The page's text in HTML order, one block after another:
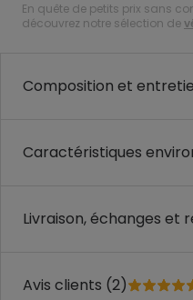
En quête de petits prix sans
découvrez notre sélection de
Composition et
Caractéristiques
Livraison, échanges et
Avis clients (2)